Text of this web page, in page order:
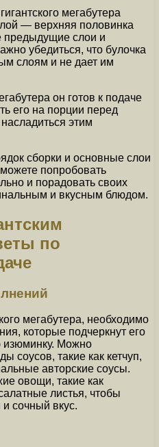
мегабутера
— верхняя половинка
предыдущие слои и
убедиться, что булочка
слоям и не дает им
он готов к подаче
его на порции перед
этим
сборки и основные слои
попробовать
и порадовать своих
и вкусным блюдом.
по
мегабутера, необходимо
которые подчеркнут его
изюминку. Можно
соусов, такие как кетчуп,
авторские соусы.
овощи, такие как
листья, чтобы
сочный вкус.